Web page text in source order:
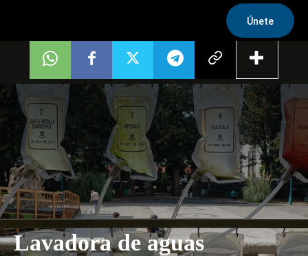
Únete
Lavadora de aguas